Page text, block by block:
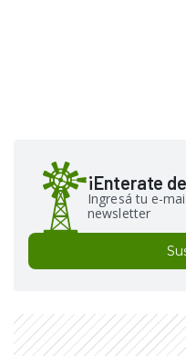
¡Enterate
Ingresá tu e-
newsletter